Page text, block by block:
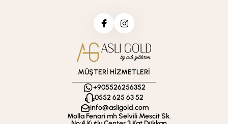
MÜŞTERİ HİZMETLERİ
+905526256352
0552 625 63 52
info@asligold.com
Molla Fenari mh Selvili Mescit Sk.